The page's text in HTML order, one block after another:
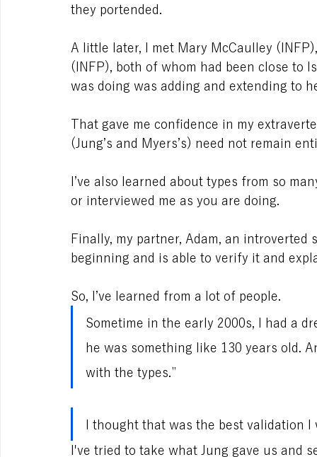
they portended.
A little later, I met Mary McCaulley
(INFP), both of whom had been close to
was doing was adding and extending to
That gave me confidence in my
(Jung’s and Myers’s) need not remain
I’ve also learned about types from so
or interviewed me as you are doing.
Finally, my partner, Adam, an
beginning and is able to verify it and
So, I’ve learned from a lot of people.
Sometime in the early 2000s, I had a
he was something like 130 years old.
with the types.”
I thought that was the best validation I
I've tried to take what Jung gave us and